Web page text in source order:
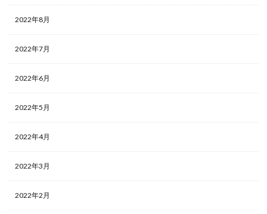
2022年8月
2022年7月
2022年6月
2022年5月
2022年4月
2022年3月
2022年2月